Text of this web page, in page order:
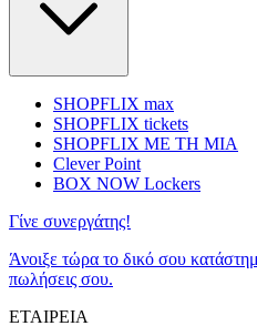
SHOPFLIX max
SHOPFLIX tickets
SHOPFLIX ΜΕ ΤΗ ΜΙΑ
Clever Point
BOX NOW Lockers
Γίνε συνεργάτης!
Άνοιξε τώρα το δικό σου
πωλήσεις σου.
ΕΤΑΙΡΕΙΑ